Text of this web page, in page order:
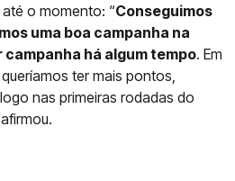
o momento: “Conseguimos
uma boa campanha na
há algum tempo. Em
ter mais pontos,
nas primeiras rodadas do